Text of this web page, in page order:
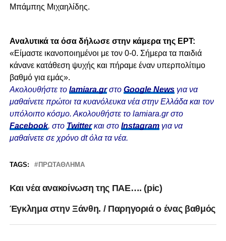
Μπάμπης Μιχαηλίδης.
Αναλυτικά τα όσα δήλωσε στην κάμερα της ΕΡΤ:
«Eίμαστε ικανοποιημένοι με τον 0-0. Σήμερα τα παιδιά
κάνανε κατάθεση ψυχής και πήραμε έναν υπερπολίτιμο
βαθμό για εμάς».
Ακολουθήστε το lamiara.grστο Google Newsγια να
μαθαίνετε πρώτοι τα κυανόλευκα νέα στην Ελλάδα και τον
υπόλοιπο κόσμο. Ακολουθήστε το lamiara.gr στο
Facebook, στο Twitterκαι στο Instagram για να
μαθαίνετε σε χρόνο dt όλα τα νέα.
TAGS: ΠΡΩΤΆΘΛΗΜΑ
Και νέα ανακοίνωση της ΠΑΕ…. (pic)
Έγκλημα στην Ξάνθη. / Παρηγοριά ο ένας βαθμός